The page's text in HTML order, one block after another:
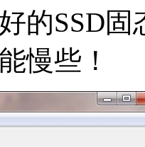
的SSD
慢些！